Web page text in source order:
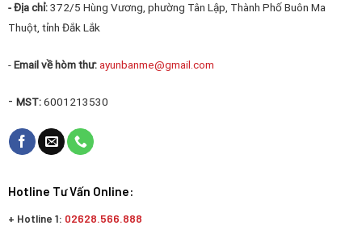
- Địa chỉ:372/5 Hùng Vương, phường Tân Lập, Thành Phố Buôn Ma
Thuột, tỉnh Đắk Lắk
-Email về hòm thư:ayunbanme@gmail.com
- MST:6001213530
Hotline Tư Vấn Online:
+ Hotline 1: 02628.566.888